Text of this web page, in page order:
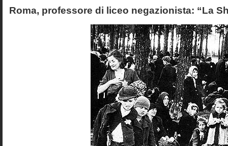
Roma, professore di liceo negazionista: “La